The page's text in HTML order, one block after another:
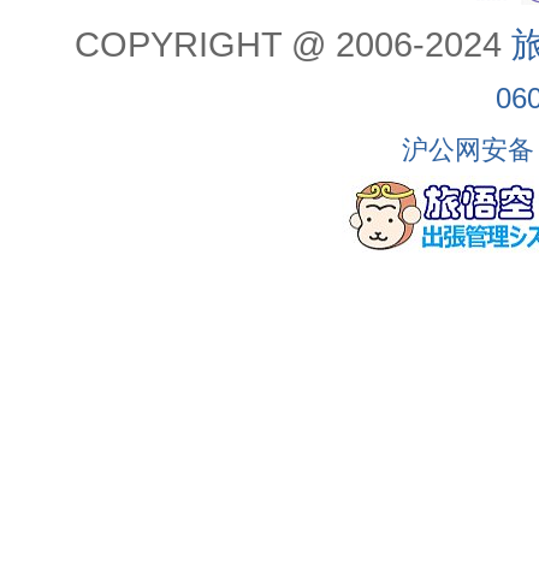
COPYRIGHT @ 2006-2024
沪公网安